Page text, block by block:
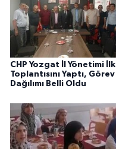
CHP Yozgat İl Yönetimi İlk
Toplantısını Yaptı, Görev
Dağılımı Belli Oldu